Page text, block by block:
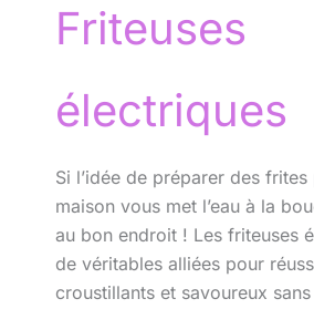
Friteuses
électriques
Si l’idée de préparer des
maison vous met l’eau à la
au bon endroit ! Les friteuses
de véritables alliées pour
croustillants et savoureux